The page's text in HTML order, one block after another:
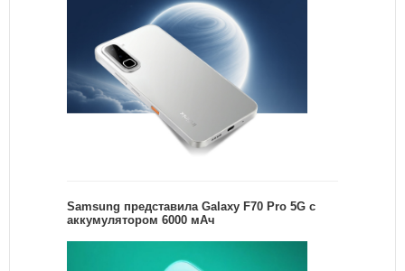
Samsung представила Galaxy F70 Pro 5G с
аккумулятором 6000 мАч